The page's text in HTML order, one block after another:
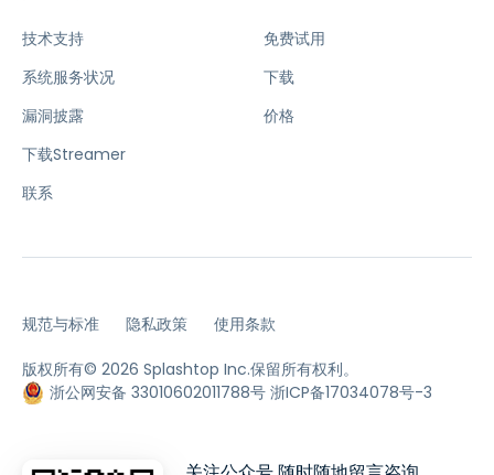
技术支持
系统服务状况
漏洞披露
下载Streamer
联系
免费试用
下载
价格
规范与标准 隐私政策 使用条款
版权所有© 2026 Splashtop Inc.保留所有权利。
浙公网安备 33010602011788号 浙ICP备17034078号-3